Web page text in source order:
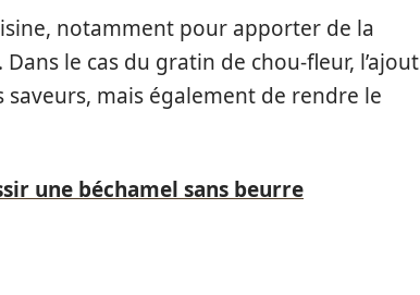
notamment pour apporter de la
le cas du gratin de chou-fleur, l’ajout
saveurs, mais également de rendre le
une béchamel sans beurre